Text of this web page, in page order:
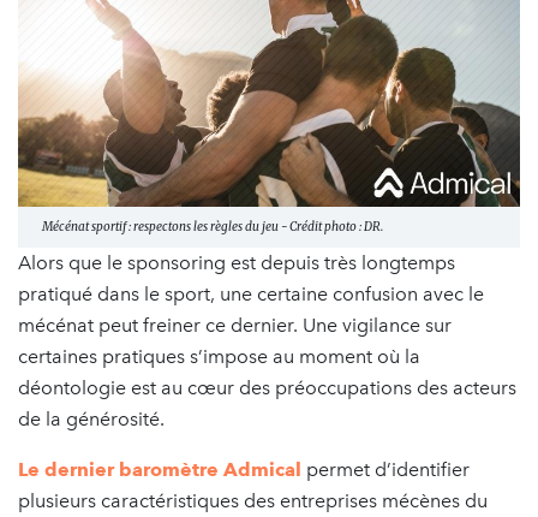
Mécénat sportif : respectons les règles du jeu - Crédit photo : DR.
Alors que le sponsoring est depuis très longtemps
pratiqué dans le sport, une certaine confusion avec le
mécénat peut freiner ce dernier. Une vigilance sur
certaines pratiques s’impose au moment où la
déontologie est au cœur des préoccupations des acteurs
de la générosité.
Le dernier baromètre Admical permet d’identifier
plusieurs caractéristiques des entreprises mécènes du